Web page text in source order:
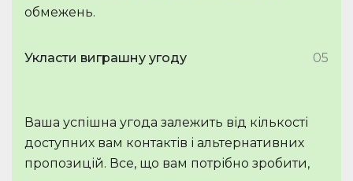
обмежень.
Укласти виграшну угоду 05
Ваша успішна угода залежить від кількості
доступних вам контактів і альтернативних
пропозицій. Все, що вам потрібно зробити,